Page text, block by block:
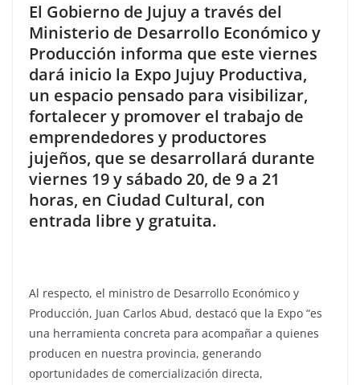
El Gobierno de Jujuy a través del
Ministerio de Desarrollo Económico y
Producción informa que este viernes
dará inicio la Expo Jujuy Productiva,
un espacio pensado para visibilizar,
fortalecer y promover el trabajo de
emprendedores y productores
jujeños, que se desarrollará durante
viernes 19 y sábado 20, de 9 a 21
horas, en Ciudad Cultural, con
entrada libre y gratuita.
Al respecto, el ministro de Desarrollo Económico y
Producción, Juan Carlos Abud, destacó que la Expo “es
una herramienta concreta para acompañar a quienes
producen en nuestra provincia, generando
oportunidades de comercialización directa,